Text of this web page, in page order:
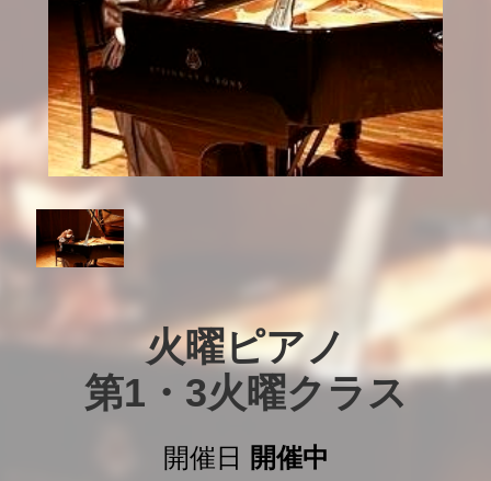
火曜ピアノ
第1・3火曜クラス
開催日
開催中